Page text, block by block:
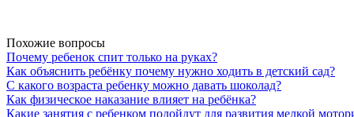
Похожие вопросы
Почему ребенок спит только на руках?
Как объяснить ребёнку почему нужно ходить в детский сад?
С какого возраста ребенку можно давать шоколад?
Как физическое наказание влияет на ребёнка?
Какие занятия с ребенком подойдут для развития мелкой